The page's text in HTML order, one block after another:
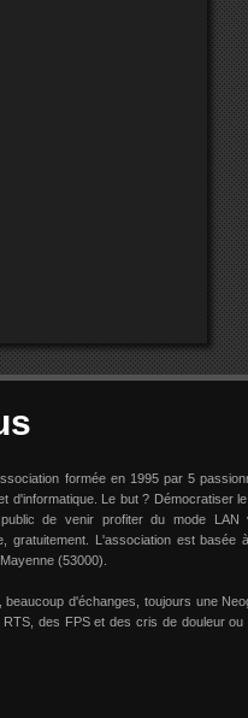
formée en 1995 par 5
d'informatique. Le but ? Démocratiser
de venir profiter du mode LAN
gratuitement. L'association est basée
(53000).
beaucoup d'échanges, toujours une
des FPS et des cris de douleur ou